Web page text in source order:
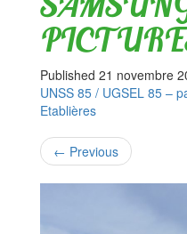
Published 21 novembre
UNSS 85 / UGSEL 85 –
Etablières
← Previous